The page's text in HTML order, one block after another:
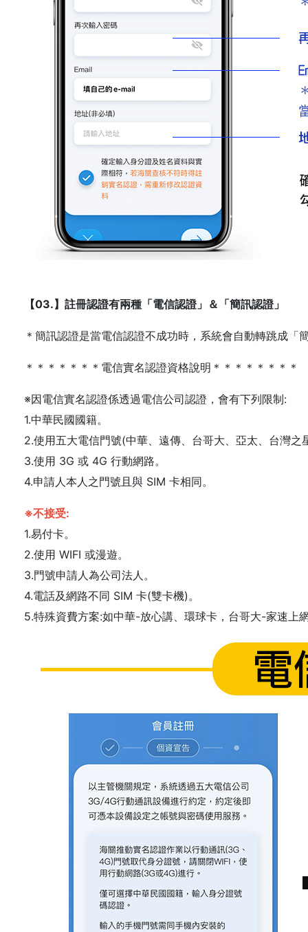
【03.】註冊認證有兩種「電信認證」＆「簡訊認證」
＊簡訊認證是當電信認證不成功時，系統會自動轉跳成「
＊＊＊＊＊＊＊電信實名認證資格說明＊＊＊＊＊＊＊＊
※因電信實名認證係透過電信公司認證，會有下列限制:
1.中華民國國籍。
2.使用五大電信門號(中華、遠傳、台哥大、亞太、台灣
3.使用 3G 或 4G 行動網路。
4.申請人本人之門號且與 SIM 卡相同。
※不接受:
1.易付卡。
2.使用 WIFI 或漫遊。
3.門號申請人為公司法人。
4.電話及網路不同 SIM 卡(雙卡機)。
5.特殊資費方案:如中華-放心講、環球卡，台哥大-家速上